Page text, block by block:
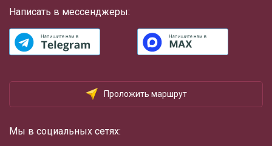
Написать в мессенджеры:
Проложить маршрут
Мы в социальных сетях: